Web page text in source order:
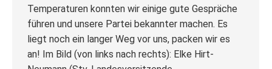
Temperaturen konnten wir einige gute Gespräche
führen und unsere Partei bekannter machen. Es
liegt noch ein langer Weg vor uns, packen wir es
an! Im Bild (von links nach rechts): Elke Hirt-